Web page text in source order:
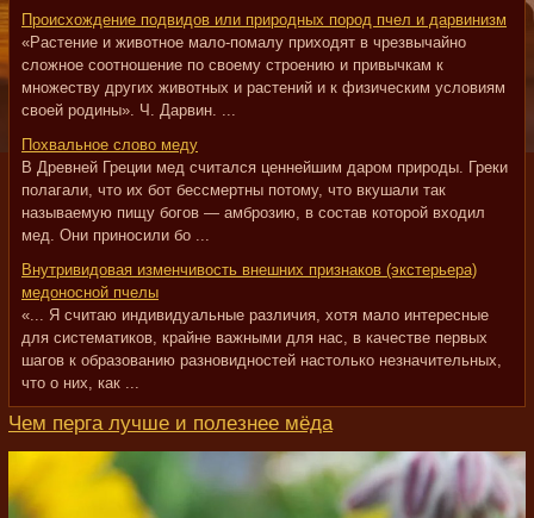
Происхождение подвидов или природных пород пчел и дарвинизм
«Растение и животное мало-помалу приходят в чрезвычайно
сложное соотношение по своему строению и привычкам к
множеству других животных и растений и к физическим условиям
своей родины». Ч. Дарвин. ...
Похвальное слово меду
В Древней Греции мед считался ценнейшим даром природы. Греки
полагали, что их бот бессмертны потому, что вкушали так
называемую пищу богов — амброзию, в состав которой входил
мед. Они приносили бо ...
Внутривидовая изменчивость внешних признаков (экстерьера)
медоносной пчелы
«... Я считаю индивидуальные различия, хотя мало интересные
для систематиков, крайне важными для нас, в качестве первых
шагов к образованию разновидностей настолько незначительных,
что о них, как ...
Чем перга лучше и полезнее мёда